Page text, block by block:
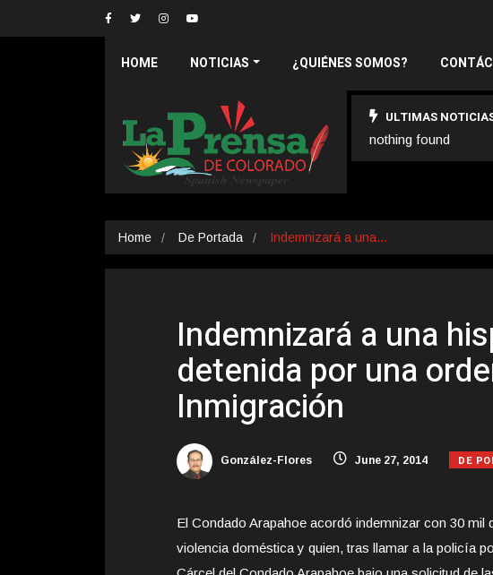
HOME NOTICIAS ¿QUIÉNES SOMOS?
ULTIMAS
nothing found
Home De Portada Indemnizará a una…
Indemnizará a una
detenida por una
Inmigración
González-Flores June 27, 2014 DE
El Condado Arapahoe acordó indemnizar con 30 mil
violencia doméstica y quien, tras llamar a la policía